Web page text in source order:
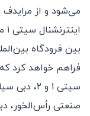
می‌شود و از مرایدف
بین فرودگاه
فراهم خواهد کرد که
سیتی ۱ و
صنعتی رأس‌الخور،